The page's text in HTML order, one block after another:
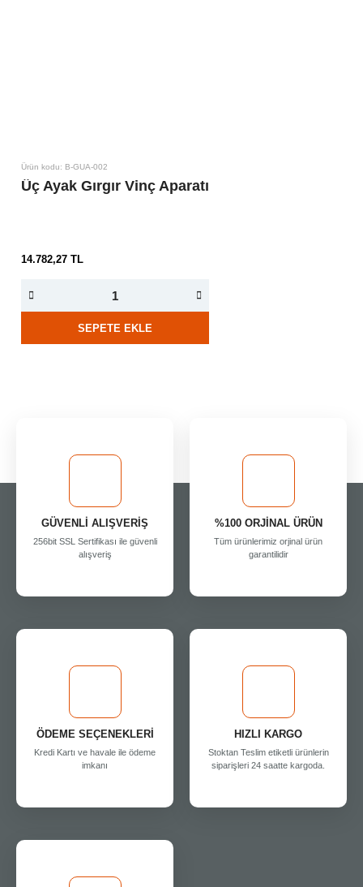
Ürün kodu: B-GUA-002
Üç Ayak Gırgır Vinç Aparatı
14.782,27 TL
SEPETE EKLE
GÜVENLİ ALIŞVERİŞ
256bit SSL Sertifikası ile güvenli
alışveriş
%100 ORJİNAL ÜRÜN
Tüm ürünlerimiz orjinal ürün
garantilidir
ÖDEME SEÇENEKLERİ
Kredi Kartı ve havale ile ödeme
imkanı
HIZLI KARGO
Stoktan Teslim etiketli ürünlerin
siparişleri 24 saatte kargoda.